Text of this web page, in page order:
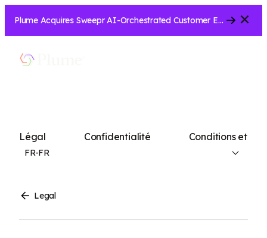
Plume Acquires Sweepr AI-Orchestrated Customer Experience Platform for ISPs..... Close
Légal Confidentialité Conditions et
FR-FR
Legal